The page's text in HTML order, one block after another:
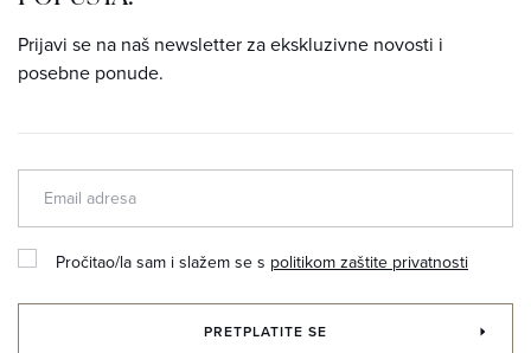
Prijavi se na naš newsletter za ekskluzivne novosti i
posebne ponude.
Pročitao/la sam i slažem se s politikom zaštite privatnosti
PRETPLATITE SE